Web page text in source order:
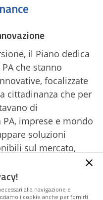
il Piano dedica
che stanno
focalizzate
cittadinanza che per
di
imprese e mondo
soluzioni
sul mercato,
di ricerca e
sulle linee
alla navigazione e
i cookie anche per fornirti